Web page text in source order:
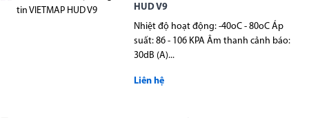
HUD V9
Nhiệt độ hoạt động: -40oC - 80oC Áp
suất: 86 - 106 KPA Âm thanh cảnh báo:
30dB (A)...
Liên hệ